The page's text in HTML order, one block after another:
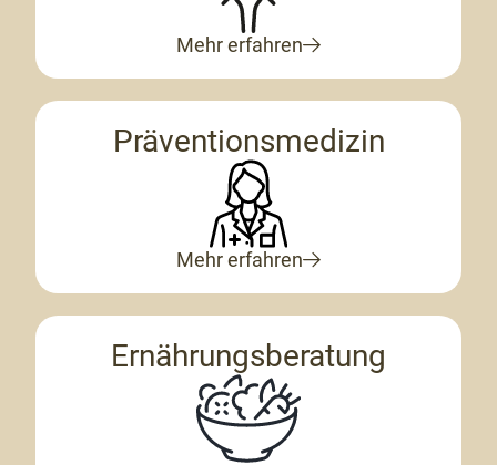
Mehr erfahren
Präventionsmedizin
Mehr erfahren
Ernährungsberatung